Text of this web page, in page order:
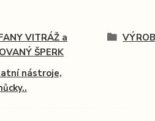
VITRÁŽ a
ŠPERK
nástroje,